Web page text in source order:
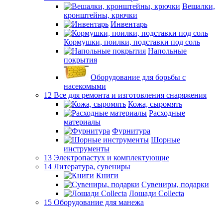
Вешалки,
кронштейны, крючки
Инвентарь
Кормушки, поилки, подставки под соль
Напольные
покрытия
Оборудование для борьбы с
насекомыми
12 Все для ремонта и изготовления снаряжения
Кожа, сыромять
Расходные
материалы
Фурнитура
Шорные
инструменты
13 Электропастух и комплектующие
14 Литература, сувениры
Книги
Сувениры, подарки
Лошади Collecta
15 Оборудование для манежа